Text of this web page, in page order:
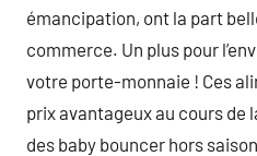
émancipation, ont la part
commerce. Un plus pour
votre porte-monnaie ! Ces
prix avantageux au cours de
des baby bouncer hors